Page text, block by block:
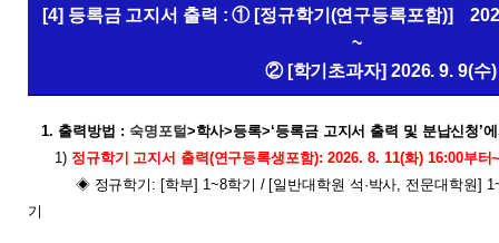
[4] 등록금 고지서 출력 : ① [정규학기(연구등록포함)]
~
② [학기초과자] 2026. 9. 9(수)
1. 출력방법 : 숙명포털>학사>등록>‘등록금 고지서 출력 및 분납신청’
1) 정규학기 고지서 출력(연구등록생포함): 2026. 8. 11(화)16:00부터
◈ 정규학기 : [학부] 1~8학기 / [일반대학원 석 ·박사, 전문대학원]
기